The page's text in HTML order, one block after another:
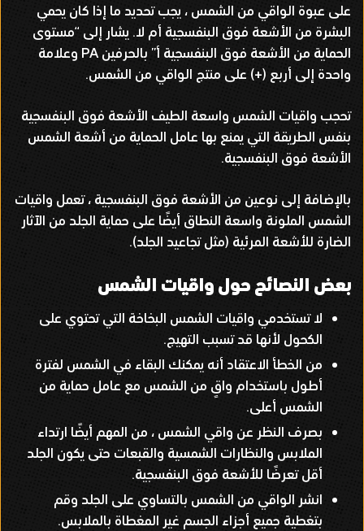
على عبوة الواقي من الشمس ، يجب تحديد ما إذا كان يحمي
البشرة من الأشعة فوق البنفسجية أم لا. يشار إلى “مستوى
الحماية من الأشعة فوق البنفسجية أ” بالحرفينPA وعلامة
واحدة إلى أربع (+) على منتج الواقي من الشمس.
تحجب واقيات الشمس واسعة الطيف الأشعة فوق البنفسجية
بنفس الطريقة التي يمنع بها عامل الحماية من أشعة الشمس
الأشعة فوق البنفسجية.
بالإضافة إلى نوعين من الأشعة فوق البنفسجية ، تعمل واقيات
الشمس الملونة واسعة النطاق أيضًا على حماية الجلد من الآثار
الضارة للأشعة المرئية (مثل تجاعيد الجلد).
بعض النصائح حول واقيات الشمس
لا تستخدمي واقيات الشمس البخاخة التي تحتوي على
الكحول لأنها قد تسبب التهيج.
من الخطأ الاعتقاد أنه يمكنك البقاء في الشمس لفترة
أطول باستخدام واقٍ من الشمس مع عامل حماية من
الشمس أعلى.
بصرف النظر عن واقي الشمس ، من المهم أيضًا ارتداء
الملابس والنظارات الشمسية والقبعات حتى يكون الجلد
أقل تعرضًا للأشعة فوق البنفسجية.
انشر الواقي من الشمس بالتساوي على الجلد وقم
بتغطية جميع أجزاء الجسم غير المغطاة بالملابس.